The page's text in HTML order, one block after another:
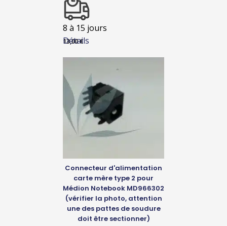
Détails
8 à 15 jours
13,00€
Connecteur d'alimentation
carte mère type 2 pour
Médion Notebook MD966302
(vérifier la photo, attention
une des pattes de soudure
doit être sectionner)